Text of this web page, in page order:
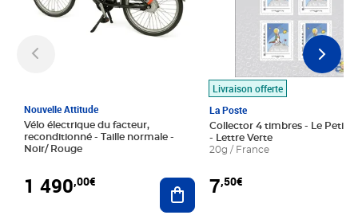
Nouvelle Attitude
Vélo électrique du facteur,
reconditionné - Taille normale -
Noir/ Rouge
1 490,00€ Ajouter au panier
Livraison offerte
La Poste
Collector 4 timbres - Le Petit
- Lettre Verte
20g / France
7,50€